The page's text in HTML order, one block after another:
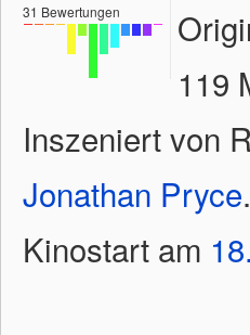
31 Bewertungen
119
Inszeniert von
Jonathan Pryce.
Kinostart am 18.